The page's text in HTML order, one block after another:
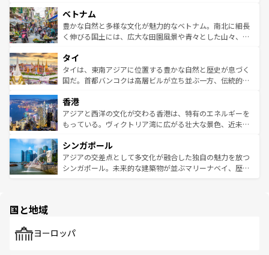
参照してほしい。
容にもいいと評判のスイーツなど、バラエティ豊かな料理
が味わえる。 なお、新着の台湾情報は コンテンツ一覧を参
照してほしい。
き、地方に足を延ばせば四季折々の自然美を楽しむことが
できる。そして、キムチや焼肉、絶品のストリートフード
まで、さまざまな韓国料理が待っている。夜には、韓国な
リティに包まれながら、韓国の多彩な魅力を心ゆくまで味
わってみてほしい。 なお、新着の韓国情報はコンテンツ一
覧を参照してほしい。
ベトナム
豊かな自然と多様な文化が魅力的なベトナム。南北に細長
く伸びる国土には、広大な田園風景や青々とした山々、世
急速な発展と共に伝統が息づく。ハノイの古い町並みやホ
ーチミン市のフランス統治時代の建物も、独特の雰囲気を
醸し出している。また、バラエティの豊かさとおいしさで
とつ。フォーやバインミー、ベトナムコーヒーなどは、ぜ
ひ現地で味わいたい。どの地域を訪れてもあたたかい人々
が旅行者を迎えてくれるので、きっと忘れられない旅にな
参照してほしい。
タイ
タイは、東南アジアに位置する豊かな自然と歴史が息づく
国だ。首都バンコクは高層ビルが立ち並ぶ一方、伝統的な
の活気が交差している。北部ではチェンマイなどの山岳地
帯で自然と触れ合い、南部ではプーケットやクラビの美し
いビーチでリゾート気分を楽しむことができる。タイ料理
激する。気候は一年中温暖で、どの季節にも異なる楽しみ
が待っている。親しみやすいタイの人々、仏教を中心とし
た文化、そして多様な観光資源が、訪れる旅人を魅了し続
香港
アジアと西洋の文化が交わる香港は、特有のエネルギーを
もっている。ヴィクトリア湾に広がる壮大な景色、近未来
み、どこを訪れても感動するはず。観光スポットが密集し
ており、効率よく見どころを回れるのも魅力。息をのむよ
うな絶景から文化的な体験まで、香港を存分に楽しみ尽く
シンガポール
アジアの交差点として多文化が融合した独自の魅力を放つ
シンガポール。未来的な建築物が並ぶマリーナベイ、歴史
で、ホーカーズは地元の風情を楽しめる外せないスポット
国と地域
ヨーロッパ